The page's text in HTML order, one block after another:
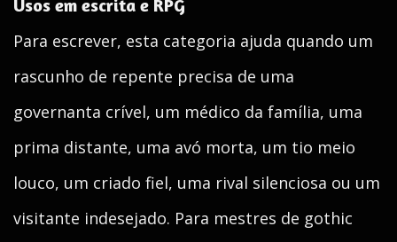
Usos em escrita e RPG
Para escrever, esta categoria ajuda quando um
rascunho de repente precisa de uma
governanta crível, um médico da família, uma
prima distante, uma avó morta, um tio meio
louco, um criado fiel, uma rival silenciosa ou um
visitante indesejado. Para mestres de gothic